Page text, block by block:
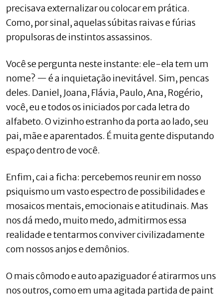
precisava externalizar ou colocar em prática.
Como, por sinal, aquelas súbitas raivas e fúrias
propulsoras de instintos assassinos.
Você se pergunta neste instante: ele-ela tem um
nome? — é a inquietação inevitável. Sim, pencas
deles. Daniel, Joana, Flávia, Paulo, Ana, Rogério,
você, eu e todos os iniciados por cada letra do
alfabeto. O vizinho estranho da porta ao lado, seu
pai, mãe e aparentados. É muita gente disputando
espaço dentro de você.
Enfim, cai a ficha: percebemos reunir em nosso
psiquismo um vasto espectro de possibilidades e
mosaicos mentais, emocionais e atitudinais. Mas
nos dá medo, muito medo, admitirmos essa
realidade e tentarmos conviver civilizadamente
com nossos anjos e demônios.
O mais cômodo e auto apaziguador é atirarmos uns
nos outros, como em uma agitada partida de paint